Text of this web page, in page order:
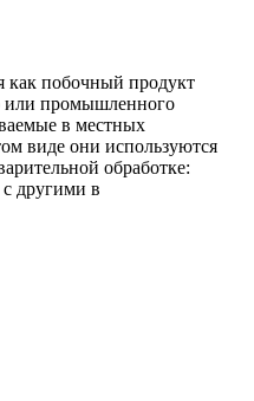
как побочный продукт
или промышленного
в местных
виде они используются
обработке:
другими в